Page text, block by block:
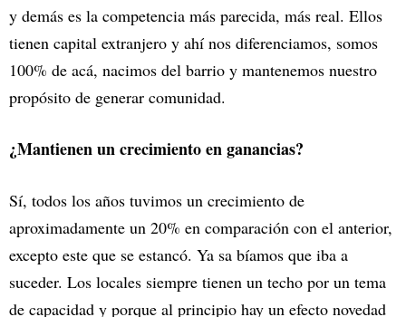
y demás es la competencia más parecida, más real. Ellos
tienen capital extranjero y ahí nos diferenciamos, somos
100% de acá, nacimos del barrio y mantenemos nuestro
propósito de generar comunidad.
¿Mantienen un crecimiento en ganancias?
Sí, todos los años tuvimos un crecimiento de
aproximadamente un 20% en comparación con el anterior,
excepto este que se estancó. Ya sa bíamos que iba a
suceder. Los locales siempre tienen un techo por un tema
de capacidad y porque al principio hay un efecto novedad